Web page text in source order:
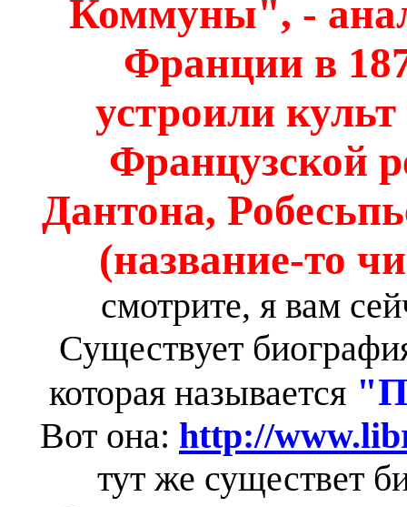
Коммуны", -
Франции в
устроили
Французской
Дантона,
(название-то
смотрите, я вам
Существует
которая называется
Вот она: http://
тут же существет